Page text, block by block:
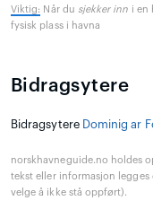
Viktig: Når du sjekker inn i en
fysisk plass i havna
Bidragsytere
Bidragsytere Dominig ar
norskhavneguide.no holdes
tekst eller informasjon
velge å ikke stå oppført).